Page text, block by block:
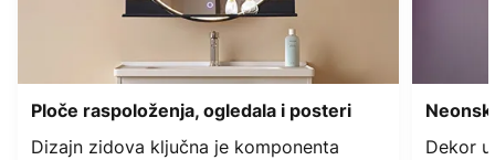
Ploče raspoloženja, ogledala i posteri
Dizajn zidova ključna je komponenta
Dekor